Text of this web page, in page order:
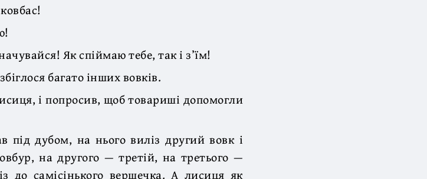
Як спіймаю тебе, так і з’їм!
багато інших вовків.
і попросив, щоб товариші допомогли
під дубом, на нього виліз другий вовк і
на другого — третій, на третього —
до самісінького вершечка. А лисиця як